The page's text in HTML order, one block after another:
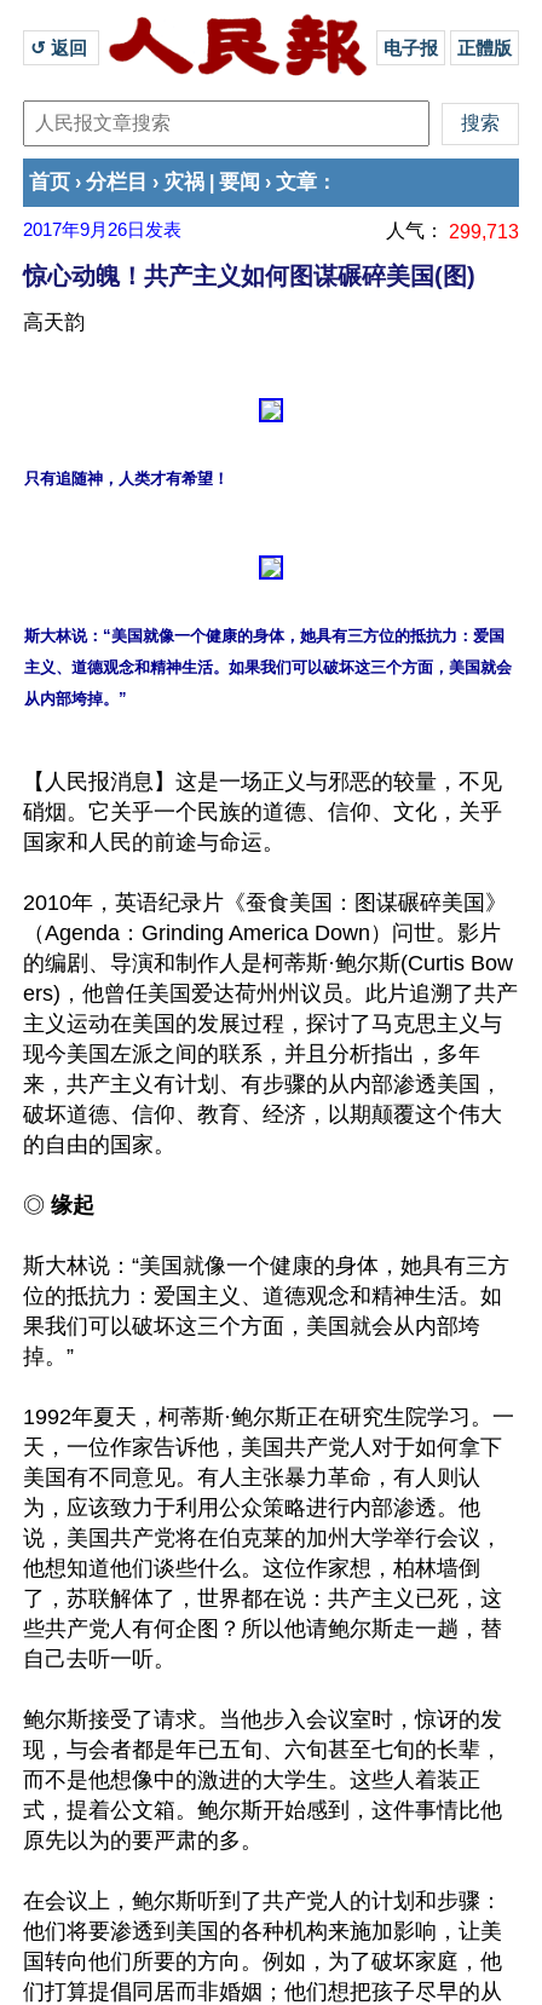
↺ 返回 电子报 正體版
首页 › 分栏目 › 灾祸 要闻 › 文章 ：
2017年9月26日 发表 人气： 299,713
惊心动魄！共产主义如何图谋碾碎美国(图)
高天韵
只有追随神，人类才有希望！
斯大林说：“美国就像一个健康的身体，她具有三方位的抵抗力：爱国
主义、道德观念和精神生活。如果我们可以破坏这三个方面，美国就会
从内部垮掉。”
【人民报消息】这是一场正义与邪恶的较量，不见
硝烟。它关乎一个民族的道德、信仰、文化，关乎
国家和人民的前途与命运。
2010年，英语纪录片《蚕食美国：图谋碾碎美国》
（Agenda：Grinding America Down）问世。影片
的编剧、导演和制作人是柯蒂斯·鲍尔斯(Curtis Bow
ers)，他曾任美国爱达荷州州议员。此片追溯了共产
主义运动在美国的发展过程，探讨了马克思主义与
现今美国左派之间的联系，并且分析指出，多年
来，共产主义有计划、有步骤的从内部渗透美国，
破坏道德、信仰、教育、经济，以期颠覆这个伟大
的自由的国家。
◎ 缘起
斯大林说：“美国就像一个健康的身体，她具有三方
位的抵抗力：爱国主义、道德观念和精神生活。如
果我们可以破坏这三个方面，美国就会从内部垮
掉。”
1992年夏天，柯蒂斯·鲍尔斯正在研究生院学习。一
天，一位作家告诉他，美国共产党人对于如何拿下
美国有不同意见。有人主张暴力革命，有人则认
为，应该致力于利用公众策略进行内部渗透。他
说，美国共产党将在伯克莱的加州大学举行会议，
他想知道他们谈些什么。这位作家想，柏林墙倒
了，苏联解体了，世界都在说：共产主义已死，这
些共产党人有何企图？所以他请鲍尔斯走一趟，替
自己去听一听。
鲍尔斯接受了请求。当他步入会议室时，惊讶的发
现，与会者都是年已五旬、六旬甚至七旬的长辈，
而不是他想像中的激进的大学生。这些人着装正
式，提着公文箱。鲍尔斯开始感到，这件事情比他
原先以为的要严肃的多。
在会议上，鲍尔斯听到了共产党人的计划和步骤：
他们将要渗透到美国的各种机构来施加影响，让美
国转向他们所要的方向。例如，为了破坏家庭，他
们打算提倡同居而非婚姻；他们想把孩子尽早的从